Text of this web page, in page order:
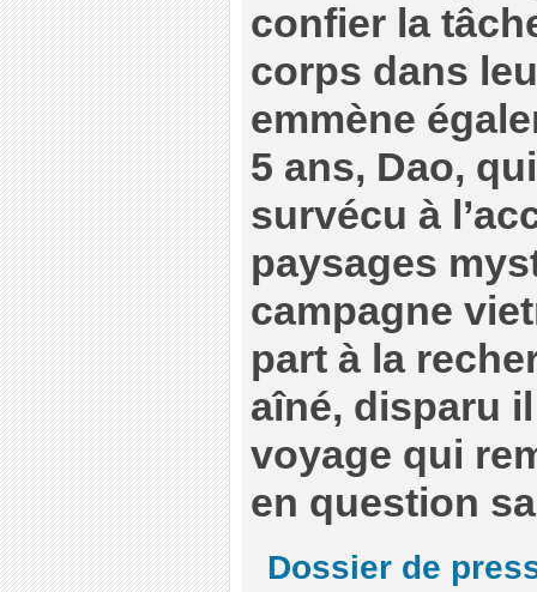
confier la
corps dans
emmène
5 ans, Dao,
survécu à
paysages
campagne
part à la
aîné, disparu
voyage qui
en question
Dossier de